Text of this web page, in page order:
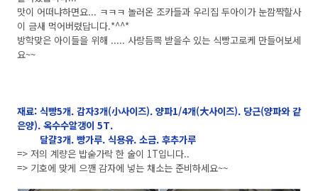
맛이 어떠냐하면요... ㅋㅋㅋ 놀러온 조카들과 우리집 두아이가 눈깜짝할사
이 금새 먹어버렸답니다.*^^*
방학맞은 아이들을 위해 ..... 사랑듬쁙 받을수 있는 식빵고로케 만들어보세
요~~
재료: 식빵5개. 감자3개(小사이즈). 양파1/4개(大사이즈). 당근(양파와 같
은양). 옥수수알갱이 5T.
달걀3개. 빵가루. 식용유. 소금. 후추가루
=> 저의 계량은 밥숟가락 한 술이 1T입니다..
=> 기호에 맞게 으깬 감자에 넣는 채소는 준비하세요~~